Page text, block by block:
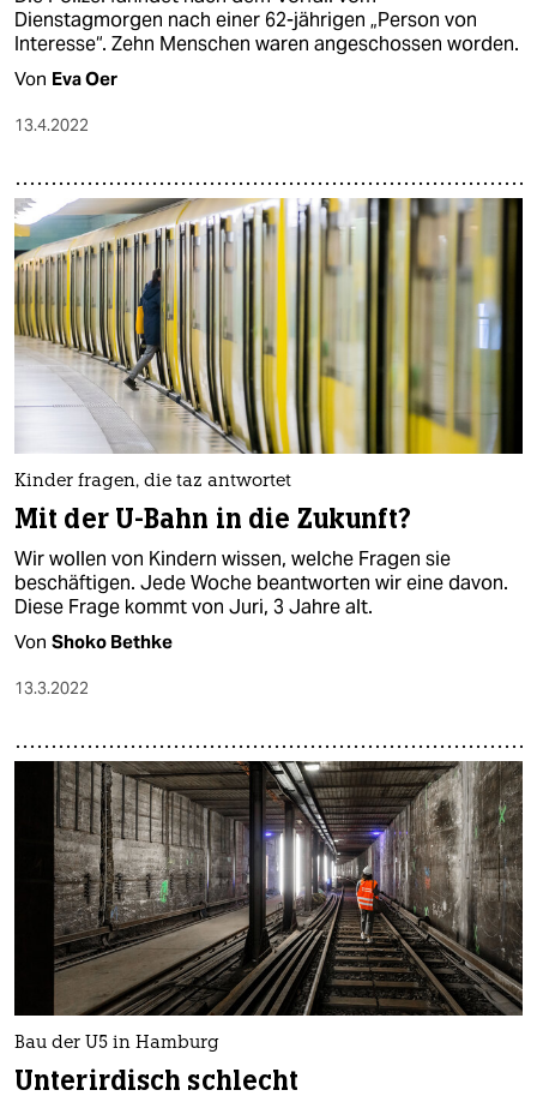
Dienstagmorgen nach einer 62-jährigen „Person von
Interesse“. Zehn Menschen waren angeschossen worden.
Von Eva Oer
13.4.2022
Kinder fragen, die taz antwortet
Mit der U-Bahn in die Zukunft?
Wir wollen von Kindern wissen, welche Fragen sie
beschäftigen. Jede Woche beantworten wir eine davon.
Diese Frage kommt von Juri, 3 Jahre alt.
Von Shoko Bethke
13.3.2022
Bau der U5 in Hamburg
Unterirdisch schlecht